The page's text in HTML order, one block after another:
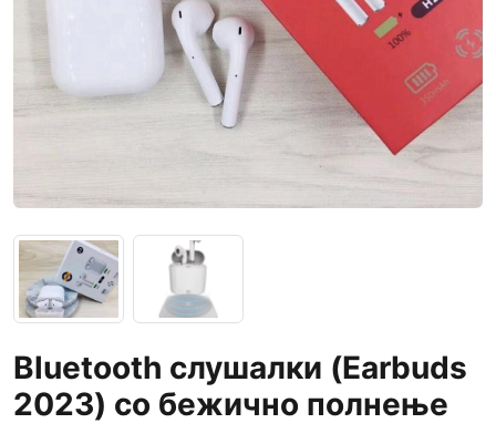
Bluetooth слушалки (Earbuds
2023) со бежично полнење